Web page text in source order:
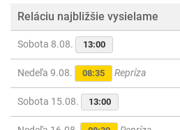
Reláciu najbližšie vysielame
Sobota 8.08. 13:00
Nedeľa 9.08. 08:35 Repríza
Sobota 15.08. 13:00